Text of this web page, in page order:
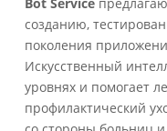
созданию,
поколения
Искусственный
уровнях и помогает
профилактический